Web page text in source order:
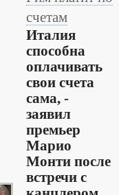
счетам
Италия
способна
оплачивать
свои счета
сама, -
заявил
премьер
Марио
Монти после
встречи с